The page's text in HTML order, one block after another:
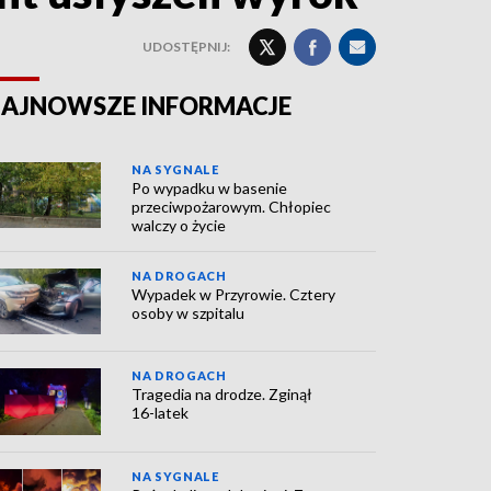
UDOSTĘPNIJ:
INFORMACJE
NA SYGNALE
Po wypadku w basenie
przeciwpożarowym. Chłopiec
walczy o życie
NA DROGACH
Wypadek w Przyrowie. Cztery
osoby w szpitalu
NA DROGACH
Tragedia na drodze. Zginął
16-latek
NA SYGNALE